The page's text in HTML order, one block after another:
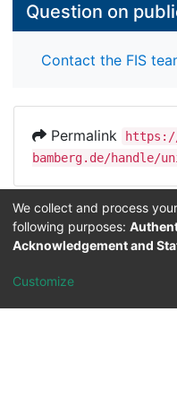
Question on
Contact the FIS
Permalink
bamberg.de/handle/
Contact
Legal Notice
Data Protection
We collect and process
following purposes:
Acknowledgement and
Customize